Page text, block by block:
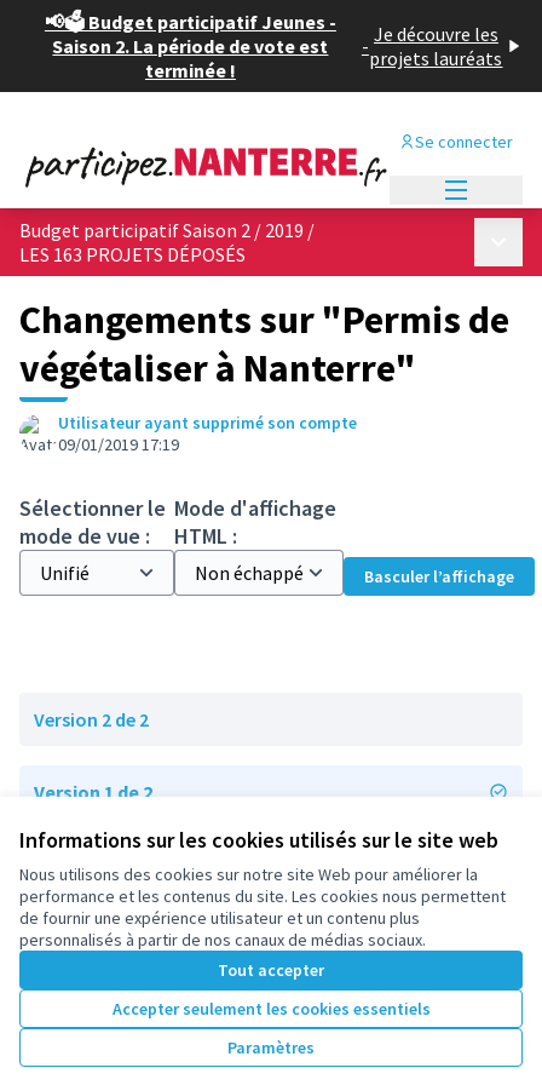
Informations sur les cookies utilisés sur le site web
Nous utilisons des cookies sur notre site Web pour améliorer la
performance et les contenus du site. Les cookies nous permettent
de fournir une expérience utilisateur et un contenu plus
personnalisés à partir de nos canaux de médias sociaux.
Tout accepter
Accepter seulement les cookies essentiels
Paramètres
📢🗳️ Budget participatif Jeunes -
Saison 2. La période de vote est
terminée !
- Je découvre les
projets lauréats
Se connecter
Budget participatif Saison 2 / 2019 /
LES 163 PROJETS DÉPOSÉS
Changements sur "Permis de
végétaliser à Nanterre"
Utilisateur ayant supprimé son compte
09/01/2019 17:19
Sélectionner le
mode de vue :
Mode d'affichage
HTML :
Basculer l’affichage
Version 2 de 2
Version 1 de 2
Conditions d'utilisation
Paramètres des cookies
participez.nanterre.fr sur X
(Lien externe)
participez.nanterre.fr sur Facebook
participez.nanterre.fr sur Instagram
participez.nanterre.fr sur YouTube
(Lien externe)
participez.nanterre.fr sur GitHub
(Lien externe)
Site réalisé grâce aulogiciel libre Decidim .
Licence
(Lien